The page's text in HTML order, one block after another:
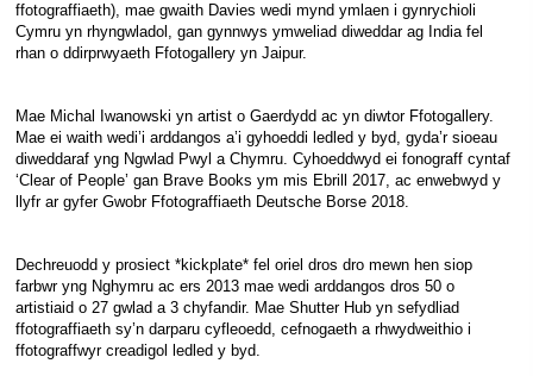
ffotograffiaeth), mae gwaith Davies wedi mynd ymlaen i gynrychioli
Cymru yn rhyngwladol, gan gynnwys ymweliad diweddar ag India fel
rhan o ddirprwyaeth Ffotogallery yn Jaipur.
Mae Michal Iwanowski yn artist o Gaerdydd ac yn diwtor Ffotogallery.
Mae ei waith wedi’i arddangos a’i gyhoeddi ledled y byd, gyda’r sioeau
diweddaraf yng Ngwlad Pwyl a Chymru. Cyhoeddwyd ei fonograff cyntaf
‘Clear of People’ gan Brave Books ym mis Ebrill 2017, ac enwebwyd y
llyfr ar gyfer Gwobr Ffotograffiaeth Deutsche Borse 2018.
Dechreuodd y prosiect *kickplate* fel oriel dros dro mewn hen siop
farbwr yng Nghymru ac ers 2013 mae wedi arddangos dros 50 o
artistiaid o 27 gwlad a 3 chyfandir. Mae Shutter Hub yn sefydliad
ffotograffiaeth sy’n darparu cyfleoedd, cefnogaeth a rhwydweithio i
ffotograffwyr creadigol ledled y byd.